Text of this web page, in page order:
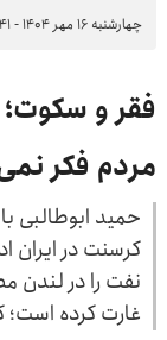
چهارشنبه ۱۶ مهر ۱۴۰۴ - ۰۹:۴۱
فقر و
مردم فکر
حمید ابوطالبی
کرسنت در ایران
نفت را در لندن
غارت کرده